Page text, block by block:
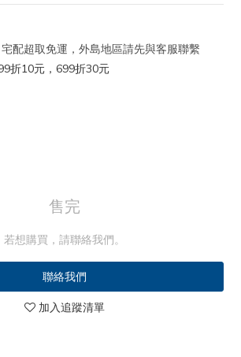
配超取免運，外島地區請先與客服聯繫
折10元，699折30元
售完
若想購買，請聯絡我們。
聯絡我們
加入追蹤清單